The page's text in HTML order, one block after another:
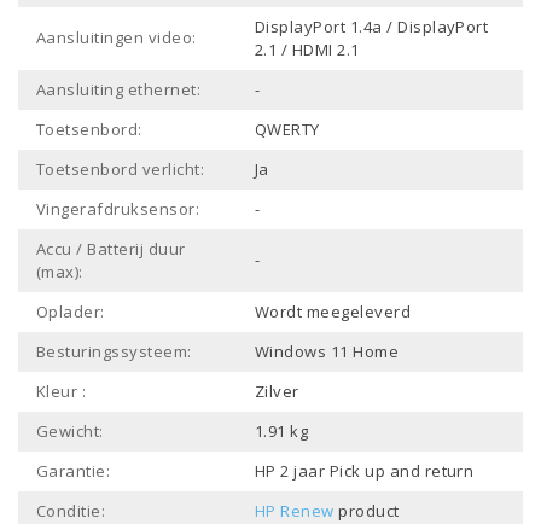
Aansluitingen video:
DisplayPort 1.4a / DisplayPort
2.1 / HDMI 2.1
Aansluiting ethernet:
-
Toetsenbord:
QWERTY
Toetsenbord verlicht:
Ja
Vingerafdruksensor:
-
Accu / Batterij duur
(max):
-
Oplader:
Wordt meegeleverd
Besturingssysteem:
Windows 11 Home
Kleur :
Zilver
Gewicht:
1.91 kg
Garantie:
HP 2 jaar Pick up and return
Conditie:
HP Renew product